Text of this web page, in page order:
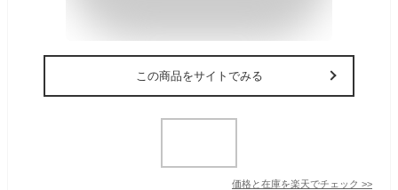
この商品をサイトでみる
価格と在庫を楽天でチェック >>